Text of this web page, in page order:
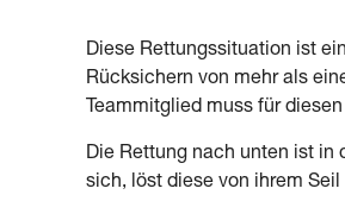
Diese Rettungssituation ist
Rücksichern von mehr als
Teammitglied muss für
Die Rettung nach unten ist in
sich, löst diese von ihrem